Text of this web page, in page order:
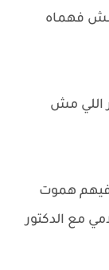
مش فهماه
اللي مش
هموت
مع الدكتور